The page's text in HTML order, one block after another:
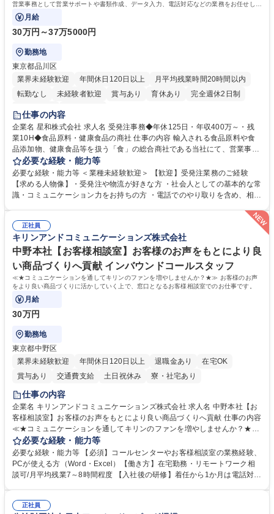
営業事務として営業サポートや書類作成、データ入力、電話対応などの業務をお任せしま
す。
月給
30万円～37万5000円
勤務地
東京都品川区
業界未経験歓迎
年間休日120日以上
月平均残業時間20時間以内
転勤なし
未経験者歓迎 賞与あり 育休あり
完全週休2日制
交通費支給
仕事の内容
企業名 星和株式会社 求人名 受発注事務◆年休125日・年収400万～・残
業10H◆食品原料・健康食品の商社 仕事の内容 輸入される食品原料や食
品添加物、健康食品等を扱う「食」の総合商社である当社にて、営業事務
として営業サポートや書類作成、データ入力、電話対応などの業務をお任
せします。 ・受注／出荷指示／売上管理／仕入管理／在庫管理／お客様や
倉庫と電話確認など、販売に関わる事務、営業サポートをお願いします。
・入社後は商品について覚えることから始め、先輩社員OJTと共に業務を
万～・残業10H◆食品原料・健康食品の商社
必要な経験・能力等
必要な経験・能力等 ＜業種未経験歓迎＞ 【歓迎】受発注業務のご経験
【求める人物像】・受発注や物流が好きな方 ・社会人としての基本的な常
識・コミュニケーション力をお持ちの方 ・電話でのやり取りを含め、相手
確に扱う業務に抵抗がない方 ・PCを業務で日常的に使用しており、四則
演算ができる方 ・業務ルールや指示を理解し、行動できる方 学歴・資格
学歴：大学院 大学 短大 語学力： 資格：
正社員
キリンアンドコミュニケーションズ株式会社
中野本社【お客様相談室】お客様のお声をもとにより良
い商品づくりへ貢献 インバウンドコールスタッフ
≪★コミュニケーションを通してキリンのファンを増やしませんか？★≫ お客様のお声
をより良い商品づくりに活かしていく上で、窓口となるお客様相談室でのお仕事です。
月給
30万円
勤務地
東京都中野区
業界未経験歓迎
年間休日120日以上 退職金あり
在宅OK
賞与あり
交通費支給 土日祝休み 寮・社宅あり
仕事の内容
企業名 キリンアンドコミュニケーションズ株式会社 求人名 中野本社【お
客様相談室】お客様のお声をもとにより良い商品づくりへ貢献 仕事の内容
≪★コミュニケーションを通してキリンのファンを増やしませんか？★≫
お客様のお声をより良い商品づくりに活かしていく上で、窓口となるお客
様相談室でのお仕事です。 日々お客様からいただくキリングループへのご
意見を、企業活動に活かしています。お客様からの声に迅速かつ誠意をも
って対応、情報提供するとともにグループ内活動に反映しています。 【具
平均100件前後■メール・手紙：同上40件前後 募集職種 中野本社【お客様
必要な経験・能力等
必要な経験・能力等 【必須】コールセンターやお客様相談室の業務経験、
PCが使える方（Word・Excel）【働き方】在宅勤務・リモートワーク相
談可/月平均残業7～8時間程度 【入社後の研修】着任から1か月は電話対応
すのでご安心ください。 【当社について】キリングループの広報機能を担
正社員